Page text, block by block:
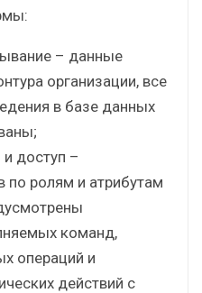
– данные
организации, все
в базе данных
доступ –
по ролям и атрибутам
команд,
операций и
действий с